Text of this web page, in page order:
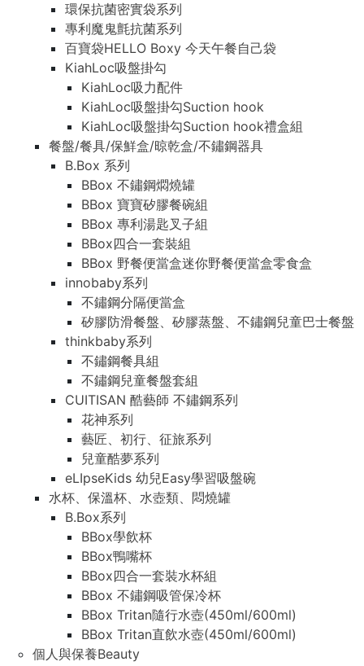
環保抗菌密實袋系列
專利魔鬼氈抗菌系列
百寶袋HELLO Boxy 今天午餐自己袋
KiahLoc吸盤掛勾
KiahLoc吸力配件
KiahLoc吸盤掛勾Suction hook
KiahLoc吸盤掛勾Suction hook禮盒組
餐盤/餐具/保鮮盒/晾乾盒/不鏽鋼器具
B.Box 系列
BBox 不鏽鋼燜燒罐
BBox 寶寶矽膠餐碗組
BBox 專利湯匙叉子組
BBox四合一套裝組
BBox 野餐便當盒迷你野餐便當盒零食盒
innobaby系列
不鏽鋼分隔便當盒
矽膠防滑餐盤、矽膠蒸盤、不鏽鋼兒童巴士餐盤
thinkbaby系列
不鏽鋼餐具組
不鏽鋼兒童餐盤套組
CUITISAN 酷藝師 不鏽鋼系列
花神系列
藝匠、初行、征旅系列
兒童酷夢系列
eLIpseKids 幼兒Easy學習吸盤碗
水杯、保溫杯、水壺類、悶燒罐
B.Box系列
BBox學飲杯
BBox鴨嘴杯
BBox四合一套裝水杯組
BBox 不鏽鋼吸管保冷杯
BBox Tritan隨行水壺(450ml/600ml)
BBox Tritan直飲水壺(450ml/600ml)
個人與保養Beauty